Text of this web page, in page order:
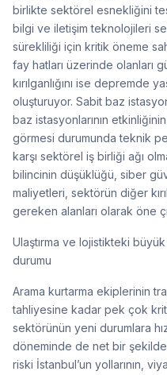
birlikte sektörel esnekliğini
bilgi ve iletişim teknolojileri
sürekliliği için kritik öneme
fay hatları üzerinde olanları
kırılganlığını ise depremde
oluşturuyor. Sabit baz
baz istasyonlarının
görmesi durumunda teknik
karşı sektörel iş birliği ağı
bilincinin düşüklüğü, siber
maliyetleri, sektörün diğer
gereken alanları olarak öne
Ulaştırma ve lojistikteki
durumu
Arama kurtarma ekiplerinin
tahliyesine kadar pek çok
sektörünün yeni durumlara
döneminde de net bir
riski İstanbul’un yollarının,